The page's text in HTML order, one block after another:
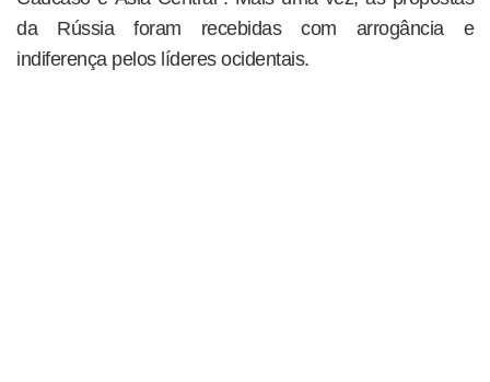
da Rússia foram recebidas com arrogância e
indiferença pelos líderes ocidentais.